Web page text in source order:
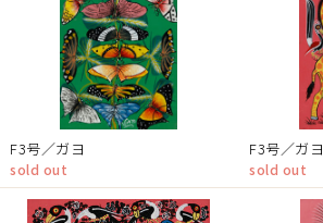
F3号／ガヨ
sold out
F3号／ガヨ
sold out